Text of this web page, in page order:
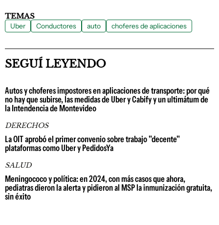
TEMAS
Uber Conductores auto choferes de aplicaciones
SEGUÍ LEYENDO
Autos y choferes impostores en aplicaciones de transporte: por qué
no hay que subirse, las medidas de Uber y Cabify y un ultimátum de
la Intendencia de Montevideo
DERECHOS
La OIT aprobó el primer convenio sobre trabajo "decente"
plataformas como Uber y PedidosYa
SALUD
Meningococo y política: en 2024, con más casos que ahora,
pediatras dieron la alerta y pidieron al MSP la inmunización gratuita,
sin éxito